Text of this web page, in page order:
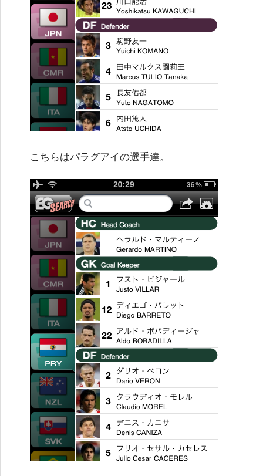
こちらはパラグアイの選手達。